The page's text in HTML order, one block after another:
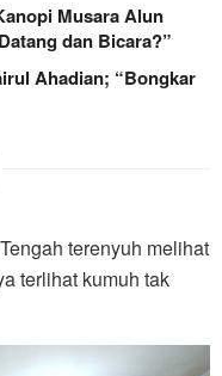
Musara Alun
dan Bicara?”
Ahadian; “Bongkar
terenyuh melihat
terlihat kumuh tak